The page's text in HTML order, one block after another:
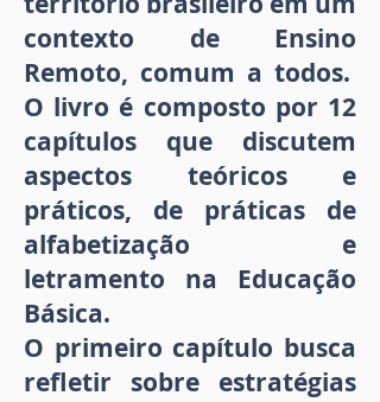
contexto de Ensino
Remoto, comum a todos.
O livro é composto por 12
capítulos que discutem
aspectos teóricos e
práticos, de práticas de
alfabetização e
letramento na Educação
Básica.
O primeiro capítulo busca
refletir sobre estratégias